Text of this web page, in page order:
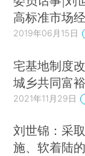
高标准市场
2019年06月15日
宅基地制度
城乡共同富裕
2021年11月29日
刘世锦：采
施、软着陆